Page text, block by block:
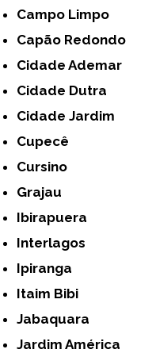
Campo Limpo
Capão Redondo
Cidade Ademar
Cidade Dutra
Cidade Jardim
Cupecê
Cursino
Grajau
Ibirapuera
Interlagos
Ipiranga
Itaim Bibi
Jabaquara
Jardim América